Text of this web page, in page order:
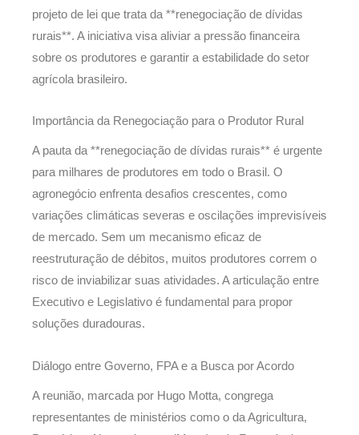
projeto de lei que trata da **renegociação de dívidas
rurais**. A iniciativa visa aliviar a pressão financeira
sobre os produtores e garantir a estabilidade do setor
agrícola brasileiro.
Importância da Renegociação para o Produtor Rural
A pauta da **renegociação de dívidas rurais** é urgente
para milhares de produtores em todo o Brasil. O
agronegócio enfrenta desafios crescentes, como
variações climáticas severas e oscilações imprevisíveis
de mercado. Sem um mecanismo eficaz de
reestruturação de débitos, muitos produtores correm o
risco de inviabilizar suas atividades. A articulação entre
Executivo e Legislativo é fundamental para propor
soluções duradouras.
Diálogo entre Governo, FPA e a Busca por Acordo
A reunião, marcada por Hugo Motta, congrega
representantes de ministérios como o da Agricultura,